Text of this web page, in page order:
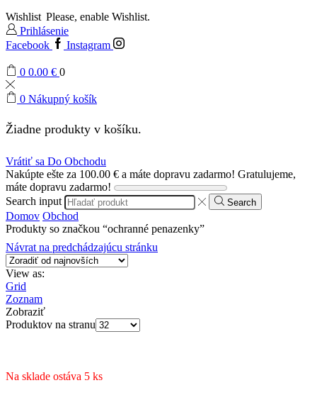
Wishlist Please, enable Wishlist.
Prihlásenie
Facebook
Instagram
0 0.00 € 0
0 Nákupný košík
Žiadne produkty v košíku.
Vrátiť sa Do Obchodu
Nakúpte ešte za 100.00 € a máte dopravu zadarmo! Gratulujeme,
máte dopravu zadarmo!
Search input
Search
Domov Obchod
Produkty so značkou “ochranné penazenky”
Návrat na predchádzajúcu stránku
View as:
Grid
Zoznam
Zobraziť
Produktov na stranu
Na sklade ostáva 5 ks